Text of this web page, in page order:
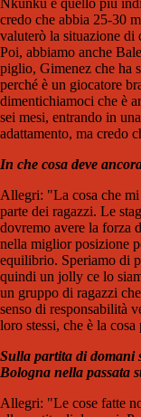
Nkunku è quello più
credo che abbia 25-30
valuterò la situazione
Poi, abbiamo anche
piglio, Gimenez che ha
perché è un giocatore
dimentichiamoci che è
sei mesi, entrando in
adattamento, ma credo
In che cosa deve
Allegri: "La cosa che mi
parte dei ragazzi. Le
dovremo avere la forza
nella miglior posizione
equilibrio. Speriamo di
quindi un jolly ce lo
un gruppo di ragazzi
senso di responsabilità
loro stessi, che è la
Sulla partita di domani
Bologna nella passata
Allegri: "Le cose fatte